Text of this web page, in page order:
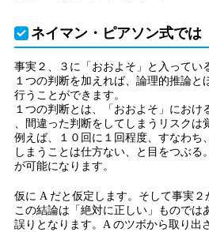
ネイマン・ピアソン式では
事実２、３に「おおよそ」と入ってい
１つの判断を加えれば、論理的推論
行うことができます。
１つの判断とは、「おおよそ」にお
、間違った判断をしてしまうリスクは
例えば、１０回に１回程度、すなわち
しまうことは仕方ない、と目をつぶ
が可能になります。
仮に A だと仮定します。そして事実
この結論は「絶対に正しい」もので
誤りとなります。A のツボから取り出